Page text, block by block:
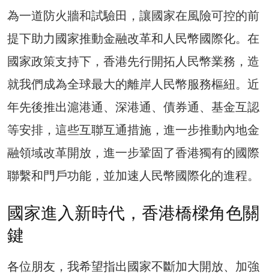
為一道防火牆和試驗田，讓國家在風險可控的前
提下助力國家推動金融改革和人民幣國際化。在
國家政策支持下，香港先行開拓人民幣業務，造
就我們成為全球最大的離岸人民幣服務樞紐。近
年先後推出滬港通、深港通、債券通、基金互認
等安排，這些互聯互通措施，進一步推動內地金
融領域改革開放，進一步鞏固了香港獨有的國際
聯繫和門戶功能，並加速人民幣國際化的進程。
國家進入新時代，香港橋樑角色關
鍵
各位朋友，我希望指出國家不斷加大開放、加強